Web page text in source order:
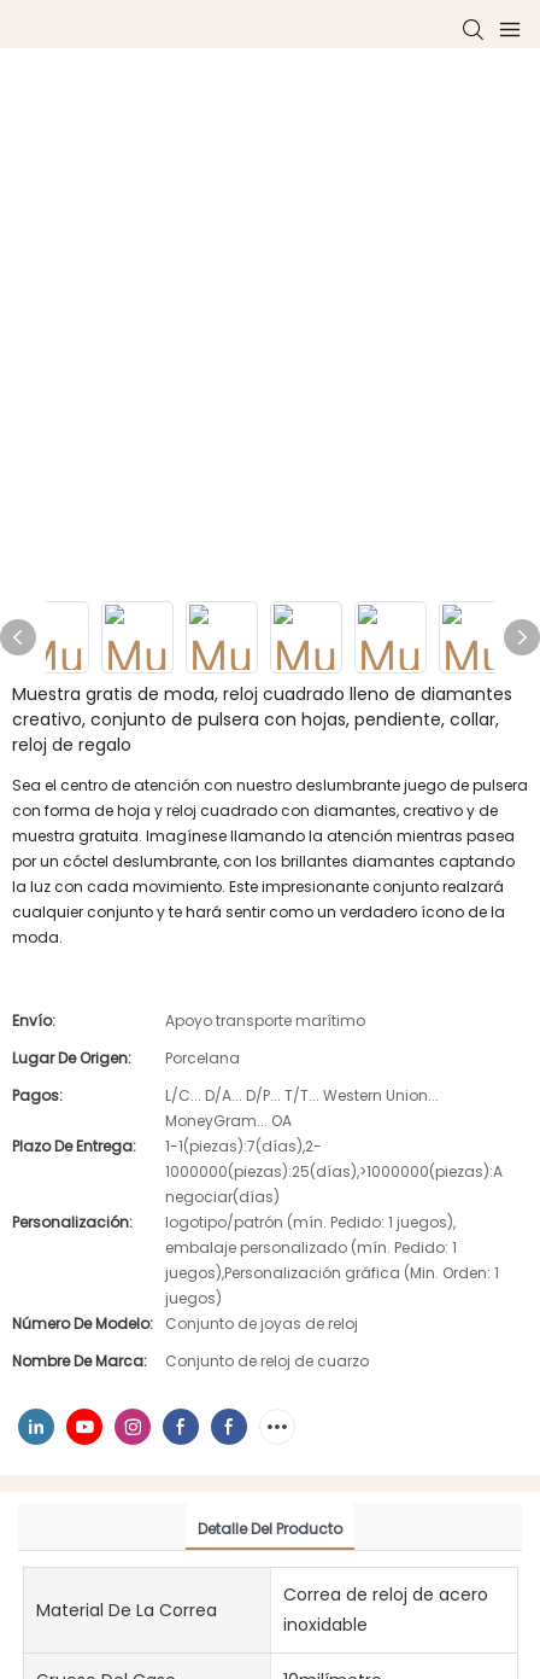
Muestra gratis de moda, reloj cuadrado lleno de diamantes
creativo, conjunto de pulsera con hojas, pendiente, collar,
reloj de regalo
Sea el centro de atención con nuestro deslumbrante juego de pulsera
con forma de hoja y reloj cuadrado con diamantes, creativo y de
muestra gratuita. Imagínese llamando la atención mientras pasea
por un cóctel deslumbrante, con los brillantes diamantes captando
la luz con cada movimiento. Este impresionante conjunto realzará
cualquier conjunto y te hará sentir como un verdadero ícono de la
moda.
Envío:
Apoyo transporte marítimo
Lugar De Origen:
Porcelana
Pagos:
L/C... D/A... D/P... T/T... Western Union...
MoneyGram... OA
Plazo De Entrega:
1-1(piezas):7(días),2-
1000000(piezas):25(días),>1000000(piezas):A
negociar(días)
Personalización:
logotipo/patrón (mín. Pedido: 1 juegos),
embalaje personalizado (mín. Pedido: 1
juegos),Personalización gráfica (Min. Orden: 1
juegos)
Número De Modelo:
Conjunto de joyas de reloj
Nombre De Marca:
Conjunto de reloj de cuarzo
Detalle Del Producto
Material De La Correa
Correa de reloj de acero
inoxidable